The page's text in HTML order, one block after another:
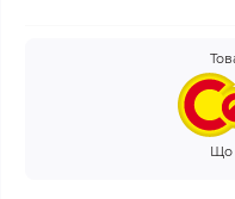
Що